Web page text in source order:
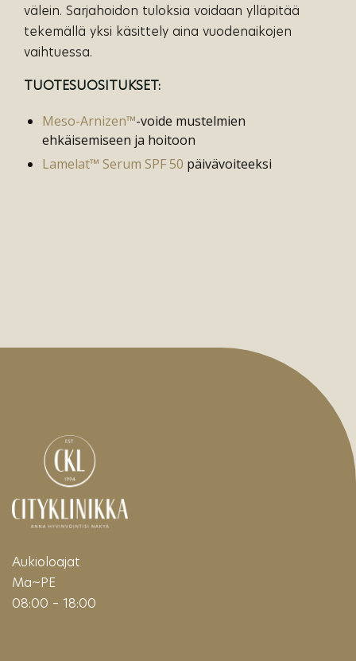
välein. Sarjahoidon tuloksia voidaan ylläpitää
tekemällä yksi käsittely aina vuodenaikojen
vaihtuessa.
TUOTESUOSITUKSET:
Meso-Arnizen™-voide mustelmien
ehkäisemiseen ja hoitoon
Lamelat™ Serum SPF 50 päivävoiteeksi
Aukioloajat
Ma~PE
08:00 – 18:00